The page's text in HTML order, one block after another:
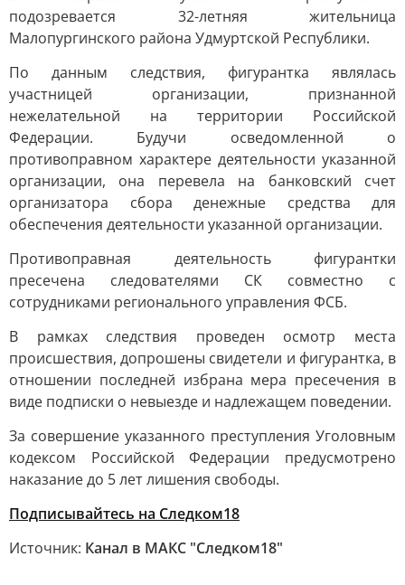
подозревается 32-летняя жительница
Малопургинского района Удмуртской Республики.
По данным следствия, фигурантка являлась
участницей организации, признанной
нежелательной на территории Российской
Федерации. Будучи осведомленной о
противоправном характере деятельности указанной
организации, она перевела на банковский счет
организатора сбора денежные средства для
обеспечения деятельности указанной организации.
Противоправная деятельность фигурантки
пресечена следователями СК совместно с
сотрудниками регионального управления ФСБ.
В рамках следствия проведен осмотр места
происшествия, допрошены свидетели и фигурантка, в
отношении последней избрана мера пресечения в
виде подписки о невыезде и надлежащем поведении.
За совершение указанного преступления Уголовным
кодексом Российской Федерации предусмотрено
наказание до 5 лет лишения свободы.
Подписывайтесь на Следком18
Источник: Канал в МАКС "Следком18"